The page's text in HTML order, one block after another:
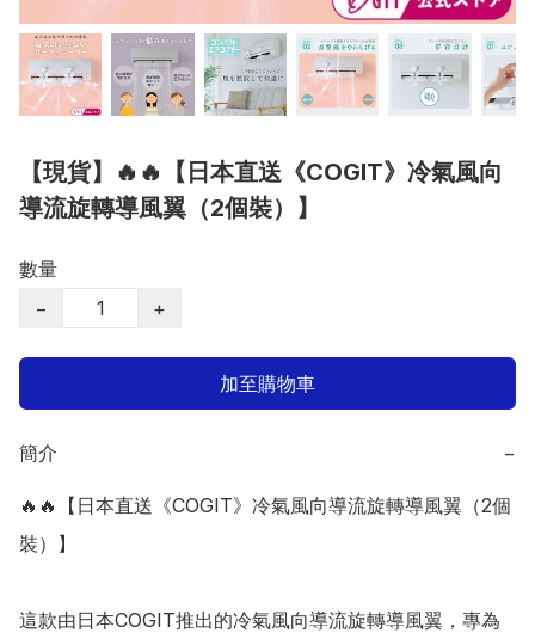
【現貨】🔥🔥【日本直送《COGIT》冷氣風向
導流旋轉導風翼（2個裝）】
數量
−
+
加至購物車
簡介 −
🔥🔥【日本直送《COGIT》冷氣風向導流旋轉導風翼（2個
裝）】
這款由日本COGIT推出的冷氣風向導流旋轉導風翼，專為